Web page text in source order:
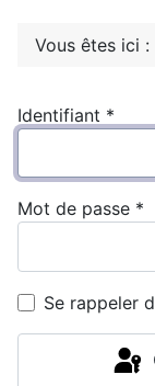
Vous êtes ici :
Identifiant *
Mot de passe *
Se rappeler